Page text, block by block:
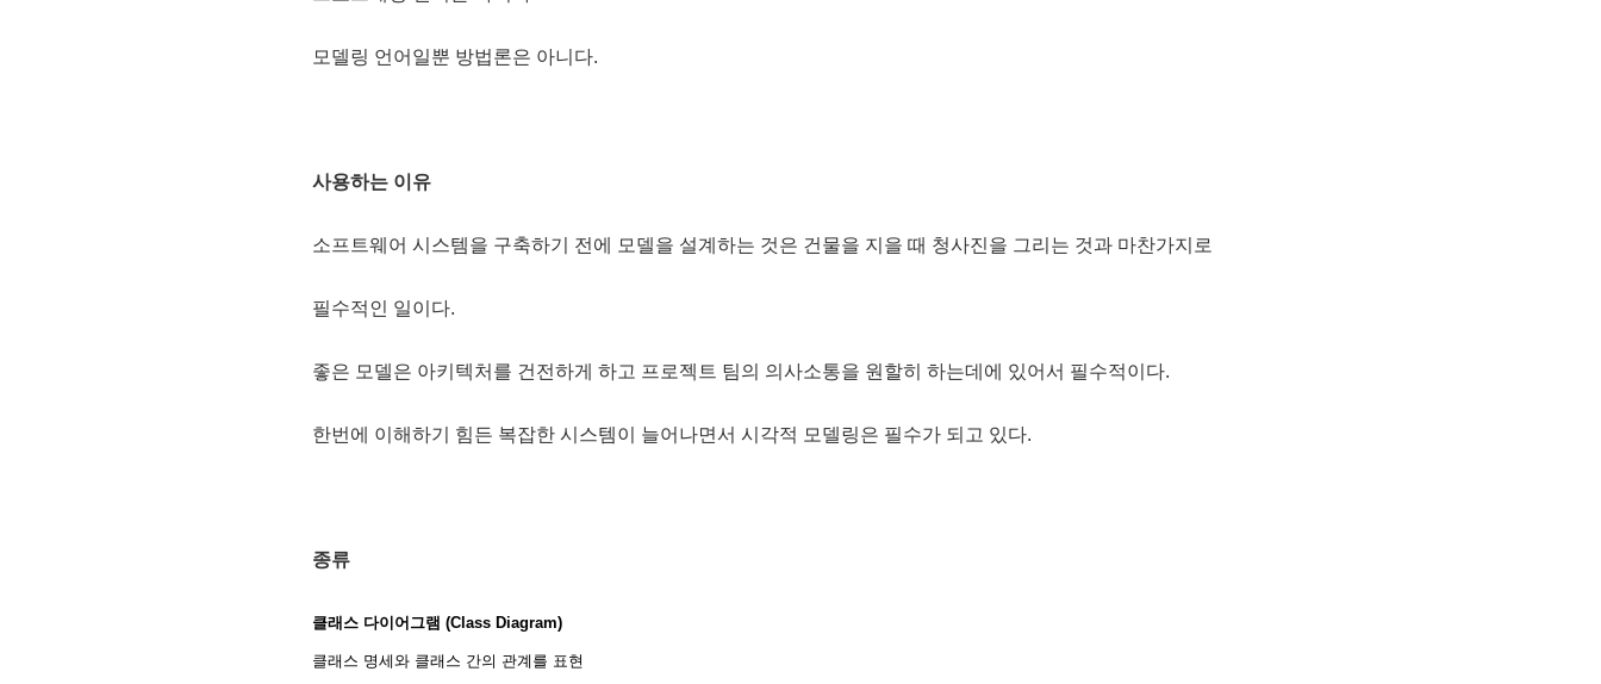
모델링 언어일뿐 방법론은 아니다.
사용하는 이유
소프트웨어 시스템을 구축하기 전에 모델을 설계하는 것은 건물을 지을 때 청사진을 그리는 것과 마찬가지로
필수적인 일이다.
좋은 모델은 아키텍처를 건전하게 하고 프로젝트 팀의 의사소통을 원할히 하는데에 있어서 필수적이다.
한번에 이해하기 힘든 복잡한 시스템이 늘어나면서 시각적 모델링은 필수가 되고 있다.
종류
클래스 다이어그램 (Class Diagram)
클래스 명세와 클래스 간의 관계를 표현